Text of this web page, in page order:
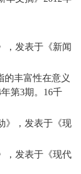
，发表于《新闻
的丰富性在意义
年第3期。 16千
》，发表于《现
，发表于《现代